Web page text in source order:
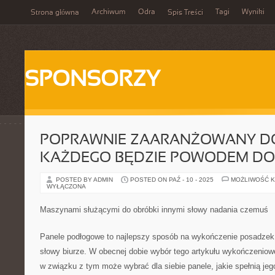
Strona główna Archiwum Odra Spis Treści Tagi Wyniki
SPONSORZY
POPRAWNIE ZAARANŻOWANY
KAŻDEGO BĘDZIE POWODEM
POSTED BY ADMIN POSTED ON PAŹ - 10 - 2025
MOŻLIWOŚĆ
WYŁĄCZONA
Maszynami służącymi do obróbki innymi słowy nadania czemuś
Panele podłogowe to najlepszy sposób na wykończenie
słowy biurze. W obecnej dobie wybór tego artykułu
w związku z tym może wybrać dla siebie panele, jakie spełnią